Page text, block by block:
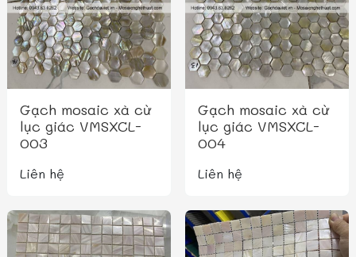
Gạch mosaic xà cừ
lục giác VMSXCL-
003
Liên hệ
Gạch mosaic xà cừ
lục giác VMSXCL-
004
Liên hệ